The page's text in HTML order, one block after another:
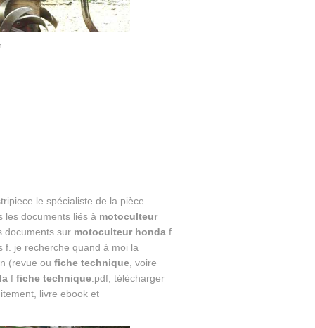
le spécialiste de la pièce
les documents liés à motoculteur
documents sur motoculteur hondaf
f. je recherche quand à moi la
(revue ou fiche technique, voire
f fiche technique.pdf, télécharger
livre ebook et